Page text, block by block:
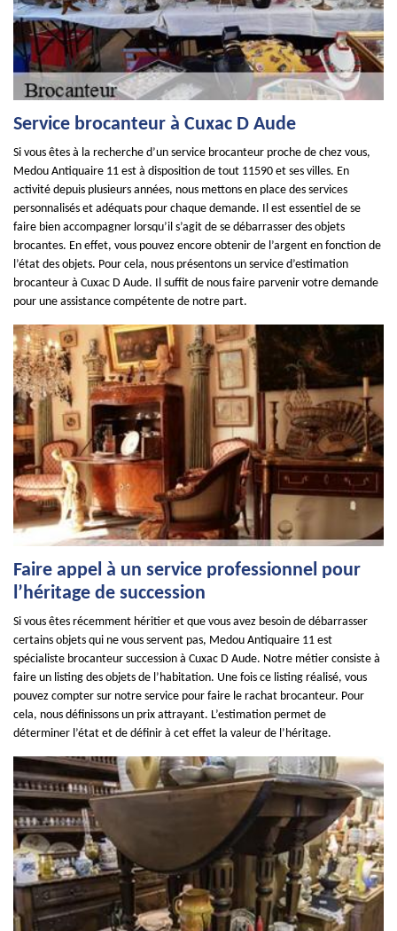
Service brocanteur à Cuxac D Aude
Si vous êtes à la recherche d’un service brocanteur proche de chez vous,
Medou Antiquaire 11 est à disposition de tout 11590 et ses villes. En
activité depuis plusieurs années, nous mettons en place des services
personnalisés et adéquats pour chaque demande. Il est essentiel de se
faire bien accompagner lorsqu’il s’agit de se débarrasser des objets
brocantes. En effet, vous pouvez encore obtenir de l’argent en fonction de
l’état des objets. Pour cela, nous présentons un service d’estimation
brocanteur à Cuxac D Aude. Il suffit de nous faire parvenir votre demande
pour une assistance compétente de notre part.
Faire appel à un service professionnel pour
l’héritage de succession
Si vous êtes récemment héritier et que vous avez besoin de débarrasser
certains objets qui ne vous servent pas, Medou Antiquaire 11 est
spécialiste brocanteur succession à Cuxac D Aude. Notre métier consiste à
faire un listing des objets de l’habitation. Une fois ce listing réalisé, vous
pouvez compter sur notre service pour faire le rachat brocanteur. Pour
cela, nous définissons un prix attrayant. L’estimation permet de
déterminer l’état et de définir à cet effet la valeur de l’héritage.